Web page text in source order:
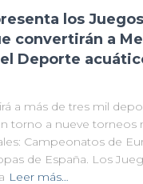
los
convertirán a
Deporte
a más de tres mil
torno a nueve torneos
Campeonatos de
de España. Los
Leer más…